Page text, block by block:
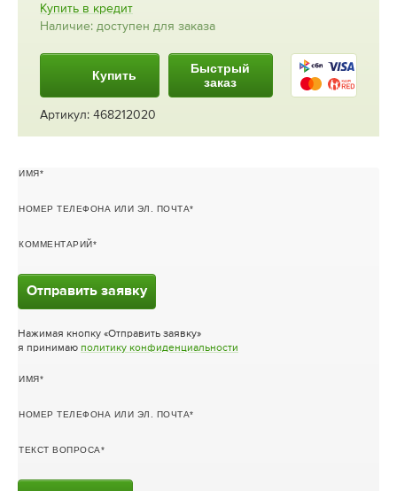
Купить в кредит
Наличие: доступен для заказа
Купить
Быстрый
заказ
Артикул: 468212020
ИМЯ
НОМЕР ТЕЛЕФОНА ИЛИ ЭЛ. ПОЧТА
КОММЕНТАРИЙ
Отправить заявку
Нажимая кнопку «Отправить заявку»
я принимаю политику конфиденциальности
ИМЯ
НОМЕР ТЕЛЕФОНА ИЛИ ЭЛ. ПОЧТА
ТЕКСТ ВОПРОСА